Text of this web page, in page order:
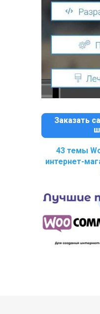
Заказать
43 темы
интернет-